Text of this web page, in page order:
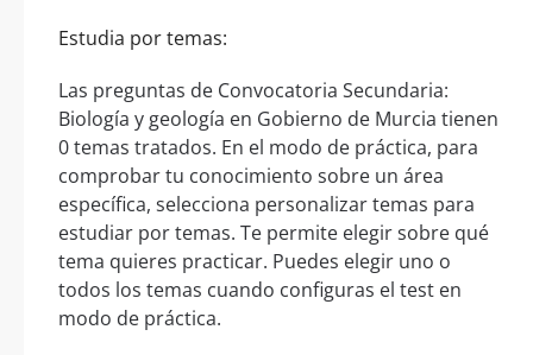
Estudia por temas:
Las preguntas de Convocatoria Secundaria:
Biología y geología en Gobierno de Murcia tienen
0 temas tratados. En el modo de práctica, para
comprobar tu conocimiento sobre un área
específica, selecciona personalizar temas para
estudiar por temas. Te permite elegir sobre qué
tema quieres practicar. Puedes elegir uno o
todos los temas cuando configuras el test en
modo de práctica.